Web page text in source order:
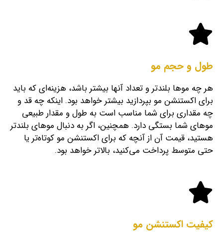
طول و حجم مو
هر چه موها بلندتر و تعداد آن‎ها بیشتر باشد، هزینه‎‌ای که باید
برای اکستنشن مو بپردازید بیشتر خواهد بود. اینکه چه قد و
چه مقداری برای شما مناسب است به طول و مقدار طبیعی
موهای شما بستگی دارد. همچنین، اگر به دنبال موهای بلندتر
هستید، قیمت آن از آنچه که برای اکستنشن مو کوتاه‌تر یا
حتی متوسط ​​پرداخت می‌کنید، بالاتر خواهد بود.
کیفیت اکستنشن مو